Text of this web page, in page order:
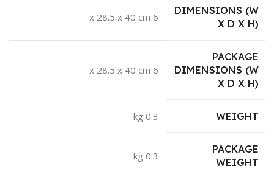
DIMENSIONS (W
X D X H)
6 x 28.5 x 40 cm
PACKAGE
DIMENSIONS (W
X D X H)
6 x 28.5 x 40 cm
WEIGHT
0.3 kg
PACKAGE
WEIGHT
0.3 kg